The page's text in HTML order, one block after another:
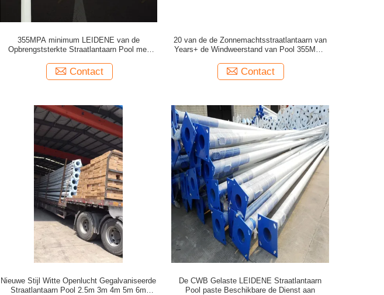
355MPA minimum LEIDENE van de
Opbrengststerkte Straatlantaarn Pool met
Contact
20 van de de Zonnemachtsstraatlantaarn van
Years+ de Windweerstand van Pool 355MPA
Contact
Nieuwe Stijl Witte Openlucht Gegalvaniseerde
Straatlantaarn Pool 2.5m 3m 4m 5m 6m
De CWB Gelaste LEIDENE Straatlantaarn
Pool paste Beschikbare de Dienst aan